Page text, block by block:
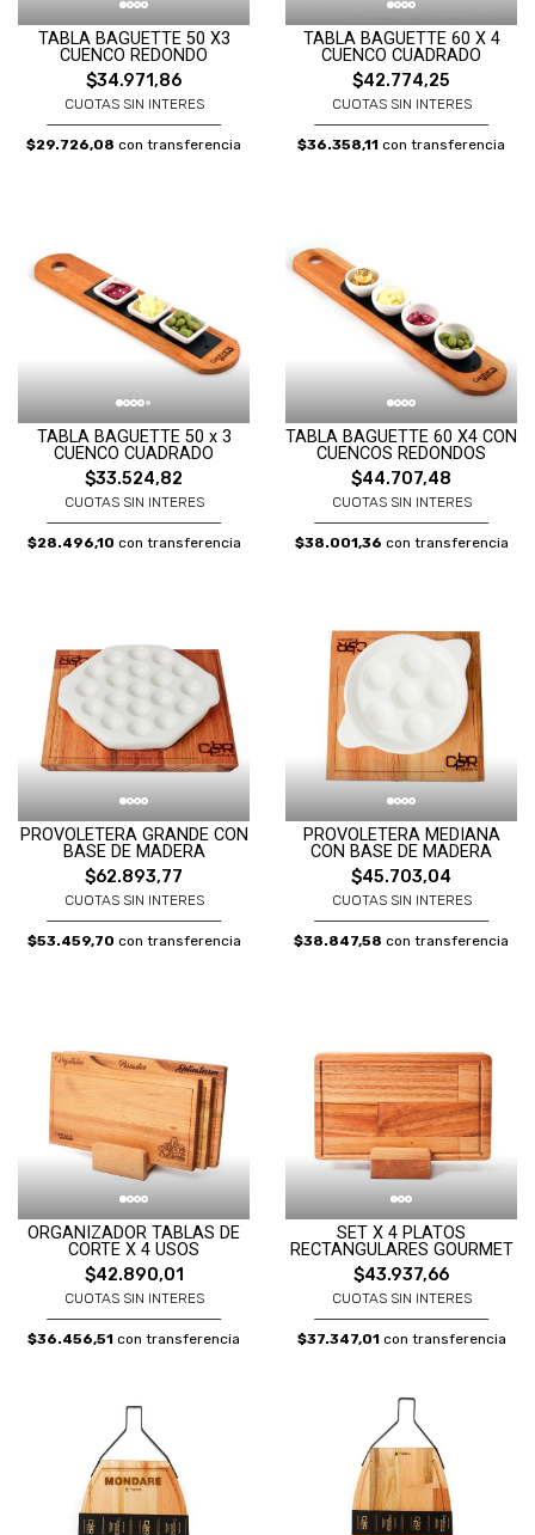
TABLA BAGUETTE 50 X3
CUENCO REDONDO
$34.971,86
CUOTAS SIN INTERES
$29.726,08 con transferencia
TABLA BAGUETTE 60 X 4
CUENCO CUADRADO
$42.774,25
CUOTAS SIN INTERES
$36.358,11 con transferencia
TABLA BAGUETTE 50 x 3
CUENCO CUADRADO
$33.524,82
CUOTAS SIN INTERES
$28.496,10 con transferencia
TABLA BAGUETTE 60 X4 CON
CUENCOS REDONDOS
$44.707,48
CUOTAS SIN INTERES
$38.001,36 con transferencia
PROVOLETERA GRANDE CON
BASE DE MADERA
$62.893,77
CUOTAS SIN INTERES
$53.459,70 con transferencia
PROVOLETERA MEDIANA
CON BASE DE MADERA
$45.703,04
CUOTAS SIN INTERES
$38.847,58 con transferencia
ORGANIZADOR TABLAS DE
CORTE X 4 USOS
$42.890,01
CUOTAS SIN INTERES
$36.456,51 con transferencia
SET X 4 PLATOS
RECTANGULARES GOURMET
$43.937,66
CUOTAS SIN INTERES
$37.347,01con transferencia